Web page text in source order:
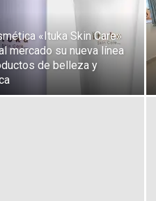
«Ituka Skin Care»
mercado su nueva línea
de belleza y